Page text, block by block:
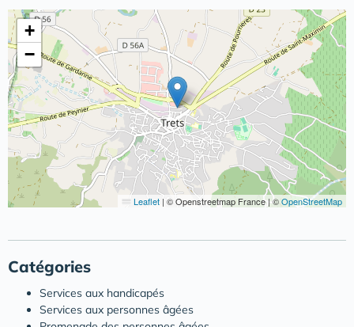
+
−
Leaflet | © Openstreetmap France | ©OpenStreetMap
Catégories
Services aux handicapés
Services aux personnes âgées